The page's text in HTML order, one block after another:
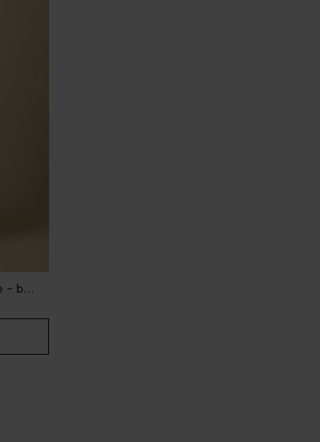
Jean jambes larges avec bas roulotté - bleu clair